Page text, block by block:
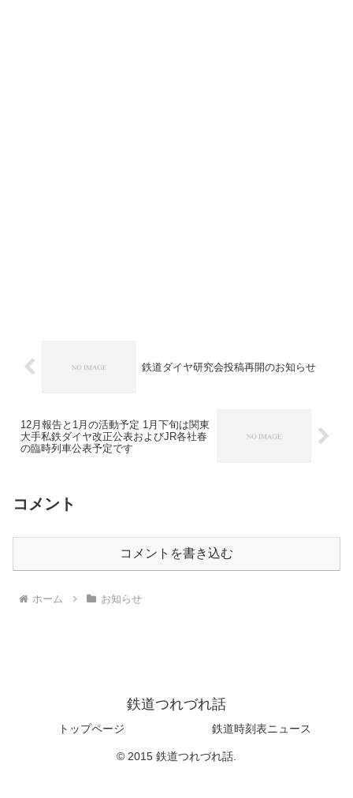
鉄道ダイヤ研究会投稿再開のお知らせ
12月報告と1月の活動予定 1月下旬は関東
大手私鉄ダイヤ改正公表およびJR各社春
の臨時列車公表予定です
コメント
コメントを書き込む
ホーム お知らせ
鉄道つれづれ話
トップページ 鉄道時刻表ニュース
© 2015 鉄道つれづれ話.